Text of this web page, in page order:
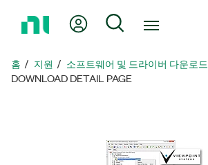
지
로
내 계정 검색
홈 지원 소프트웨어 및 드라이버 다운로드
DOWNLOAD DETAIL PAGE